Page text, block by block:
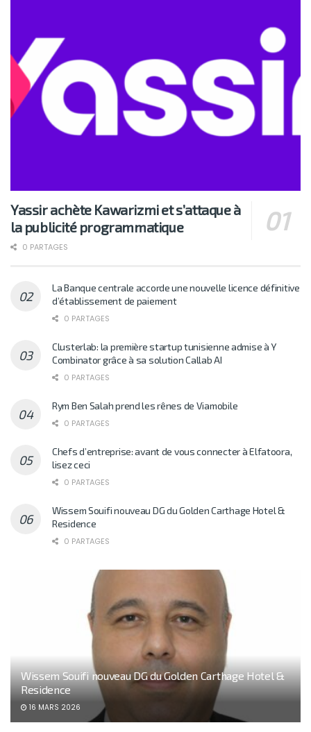
Yassir achète Kawarizmi et s’attaque à
la publicité programmatique
0 PARTAGES
La Banque centrale accorde une nouvelle licence définitive
d’établissement de paiement
0 PARTAGES
Clusterlab: la première startup tunisienne admise à Y
Combinator grâce à sa solution Callab AI
0 PARTAGES
Rym Ben Salah prend les rênes de Viamobile
0 PARTAGES
Chefs d’entreprise: avant de vous connecter à Elfatoora,
lisez ceci
0 PARTAGES
Wissem Souifi nouveau DG du Golden Carthage Hotel &
Residence
0 PARTAGES
Wissem Souifi nouveau DG du Golden Carthage Hotel &
Residence
16 MARS 2026